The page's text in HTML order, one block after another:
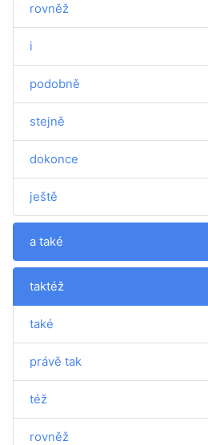
rovněž
i
podobně
stejně
dokonce
ještě
a také
taktéž
také
právě tak
též
rovněž